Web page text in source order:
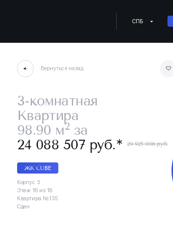
СПБ
Вернуться назад
3-комнатная
Квартира
98.90 м2за
24 088 507 руб.∗ 29 925 008 руб.
ЖК CUBE
Корпус 3
Этаж 16 из 18
Квартира №135
Сдан